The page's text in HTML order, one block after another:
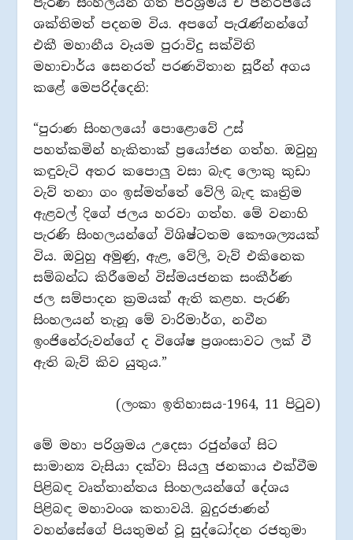
ශක්තිමත් පදනම විය. අපගේ පැරැණ්නන්ගේ
එකී මහානීය වෑයම පුරාවිදු සක්විති
මහාචාර්ය සෙනරත් පරණවිතාන සූරීන් අගය
කළේ මෙපරිද්දෙනි:
“පුරාණ සිංහලයෝ පොළොවේ උස්
පහත්කමින් හැකිතාක් ප්‍රයෝජන ගත්හ. ඔවුහු
කඳුවැටි අතර කපොලු‍ වසා බැඳ ලොකු කුඩා
වැව් තනා ගං ඉස්මත්තේ වේලි බැඳ කෘත්‍රිම
ඇළවල් දිගේ ජලය හරවා ගත්හ. මේ වනාහි
පැරණි සිංහලයන්ගේ විශිෂ්ටතම කෞශල්‍යයක්
විය. ඔවුහු අමුණු, ඇළ, වේලි, වැව් එකිනෙක
සම්බන්ධ කිරීමෙන් විස්මයජනක සංකීර්ණ
ජල සම්පාදන ක්‍රමයක් ඇති කළහ. පැරණි
සිංහලයන් තැනූ මේ වාරිමාර්ග, නවීන
ඉංජිනේරුවන්ගේ ද විශේෂ ප්‍රශංසාවට ලක් වී
ඇති බැව් කිව යුතුය.”
(ලංකා ඉතිහාසය-1964, 11 පිටුව)
මේ මහා පරිශ්‍රමය උදෙසා රජුන්ගේ සිට
සාමාන්‍ය වැසියා දක්වා සියලු‍ ජනකාය එක්වීම
පිළිබඳ වෘත්තාන්තය සිංහලයන්ගේ දේශය
පිළිබඳ මහාවංශ කතාවයි. බුදුරජාණන්
වහන්සේගේ පියතුමන් වූ සුද්ධෝදන රජතුමා